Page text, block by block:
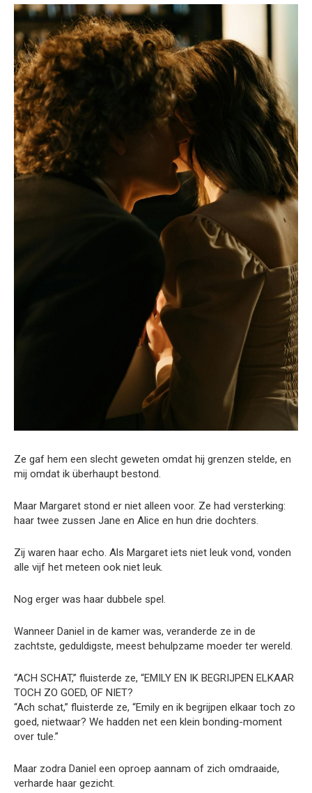
Ze gaf hem een slecht geweten omdat hij grenzen stelde, en
mij omdat ik überhaupt bestond.
Maar Margaret stond er niet alleen voor. Ze had versterking:
haar twee zussen Jane en Alice en hun drie dochters.
Zij waren haar echo. Als Margaret iets niet leuk vond, vonden
alle vijf het meteen ook niet leuk.
Nog erger was haar dubbele spel.
Wanneer Daniel in de kamer was, veranderde ze in de
zachtste, geduldigste, meest behulpzame moeder ter wereld.
“ACH SCHAT,” fluisterde ze, “EMILY EN IK BEGRIJPEN ELKAAR
TOCH ZO GOED, OF NIET?
“Ach schat,” fluisterde ze, “Emily en ik begrijpen elkaar toch zo
goed, nietwaar? We hadden net een klein bonding-moment
over tule.”
Maar zodra Daniel een oproep aannam of zich omdraaide,
verharde haar gezicht.